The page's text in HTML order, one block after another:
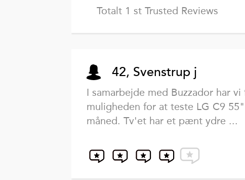
Totalt 1 st Trusted Reviews
42, Svenstrup j
I samarbejde med Buzzador har vi
muligheden for at teste LG C9
måned. Tv'et har et pænt ydre ...